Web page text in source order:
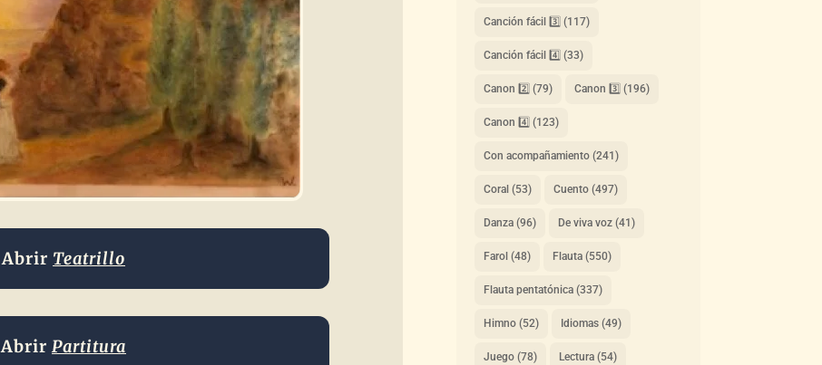
Abrir Teatrillo
AbrirPartitura
Canción fácil 3️⃣ (117)
Canción fácil 4️⃣ (33)
Canon 2️⃣ (79) Canon 3️⃣ (196)
Canon 4️⃣ (123)
Con acompañamiento(241)
Coral (53) Cuento(497)
Danza(96) De viva voz(41)
Farol (48) Flauta(550)
Flauta pentatónica(337)
Himno(52) Idiomas(49)
Juego(78) Lectura(54)